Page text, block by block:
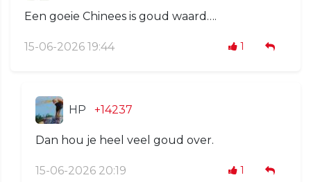
Een goeie Chinees is goud waard….
15-06-2026 19:44 1
HP +14237
Dan hou je heel veel goud over.
15-06-2026 20:19 1